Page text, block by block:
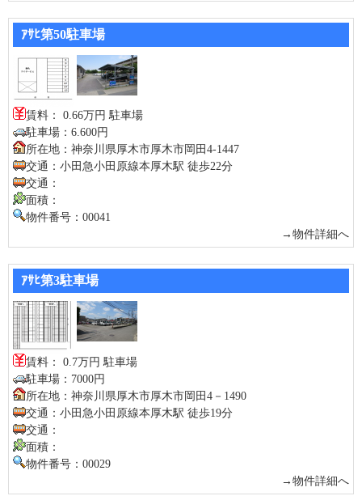
ｱｻﾋ第50駐車場
賃料： 0.66万円 駐車場
駐車場：6.600円
所在地：神奈川県厚木市厚木市岡田4-1447
交通：小田急小田原線本厚木駅 徒歩22分
交通：
面積：
物件番号：00041
→物件詳細へ
ｱｻﾋ第3駐車場
賃料： 0.7万円 駐車場
駐車場：7000円
所在地：神奈川県厚木市厚木市岡田4－1490
交通：小田急小田原線本厚木駅 徒歩19分
交通：
面積：
物件番号：00029
→物件詳細へ